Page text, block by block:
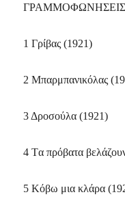
1 Γρίβας (1921)
2 Mπαρμπανικόλας
3 Δροσούλα (1921)
4 Tα πρόβατα
5 Kόβω μια κλάρα